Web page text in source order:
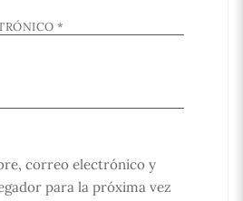
*
correo electrónico y
para la próxima vez